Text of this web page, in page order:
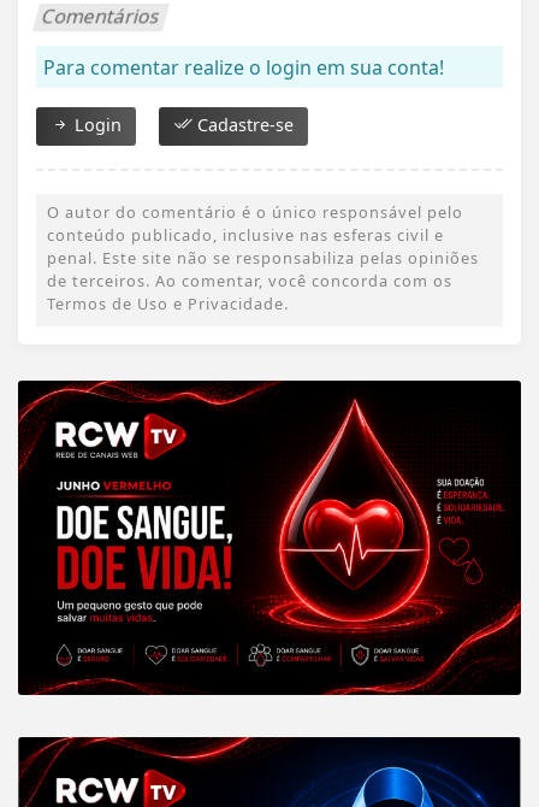
Comentários
Para comentar realize o login em sua conta!
Login Cadastre-se
O autor do comentário é o único responsável pelo
conteúdo publicado, inclusive nas esferas civil e
penal. Este site não se responsabiliza pelas opiniões
de terceiros. Ao comentar, você concorda com os
Termos de Uso e Privacidade.